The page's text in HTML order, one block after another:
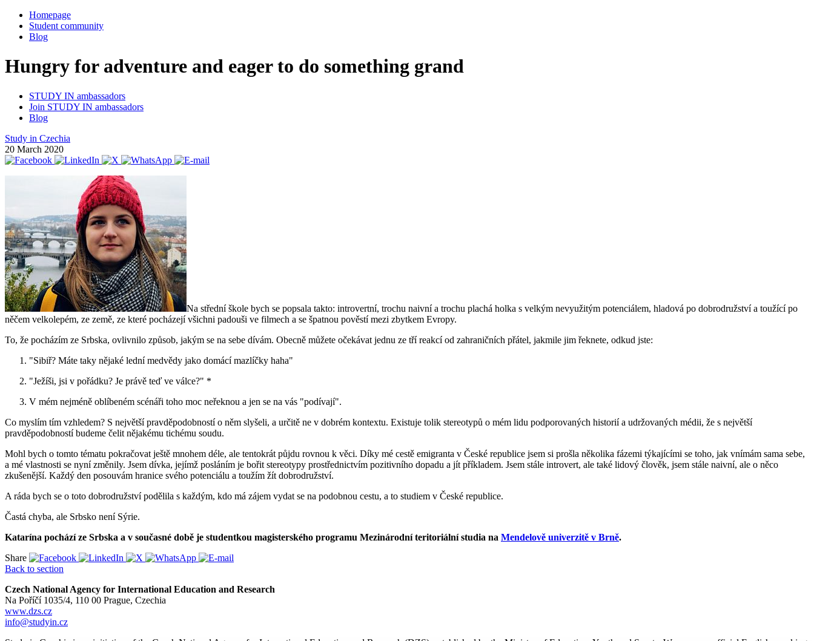
Homepage
Student community
Blog
Hungry for adventure and eager to do something grand
STUDY IN ambassadors
Join STUDY IN ambassadors
Blog
Study in Czechia
20 March 2020
Na střední škole bych se popsala takto: introvertní, trochu naivní a trochu plachá holka s velkým nevyužitým potenciálem, hladová po dobrodružství a toužící po
něčem velkolepém, ze země, ze které pocházejí všichni padouši ve filmech a se špatnou pověstí mezi zbytkem Evropy.
To, že pocházím ze Srbska, ovlivnilo způsob, jakým se na sebe dívám. Obecně můžete očekávat jednu ze tří reakcí od zahraničních přátel, jakmile jim řeknete, odkud jste:
"Sibiř? Máte taky nějaké lední medvědy jako domácí mazlíčky haha"
"Ježíši, jsi v pořádku? Je právě teď ve válce?" *
V mém nejméně oblíbeném scénáři toho moc neřeknou a jen se na vás "podívají".
Co myslím tím vzhledem? S největší pravděpodobností o něm slyšeli, a určitě ne v dobrém kontextu. Existuje tolik stereotypů o mém lidu podporovaných historií a udržovaných médii, že s největší
pravděpodobností budeme čelit nějakému tichému soudu.
Mohl bych o tomto tématu pokračovat ještě mnohem déle, ale tentokrát půjdu rovnou k věci. Díky mé cestě emigranta v České republice jsem si prošla několika fázemi týkajícími se toho, jak vnímám sama sebe,
a mé vlastnosti se nyní změnily. Jsem dívka, jejímž posláním je bořit stereotypy prostřednictvím pozitivního dopadu a jít příkladem. Jsem stále introvert, ale také lidový člověk, jsem stále naivní, ale o něco
zkušenější. Každý den posouvám hranice svého potenciálu a toužím žít dobrodružství.
A ráda bych se o toto dobrodružství podělila s každým, kdo má zájem vydat se na podobnou cestu, a to studiem v České republice.
Častá chyba, ale Srbsko není Sýrie.
Katarína pochází ze Srbska a v současné době je studentkou magisterského programu Mezinárodní teritoriální studia na Mendelově univerzitě v Brně.
Share
Back to section
Czech National Agency for International Education and Research
Na Poříčí 1035/4, 110 00 Prague, Czechia
www.dzs.cz
info@studyin.cz